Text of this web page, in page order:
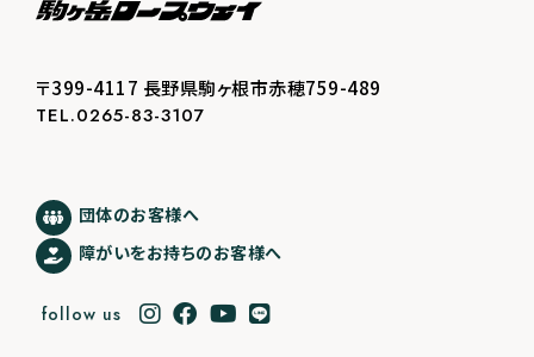
〒399-4117 長野県駒ヶ根市赤穂759-489
TEL.0265-83-3107
団体のお客様へ
障がいをお持ちのお客様へ
follow us